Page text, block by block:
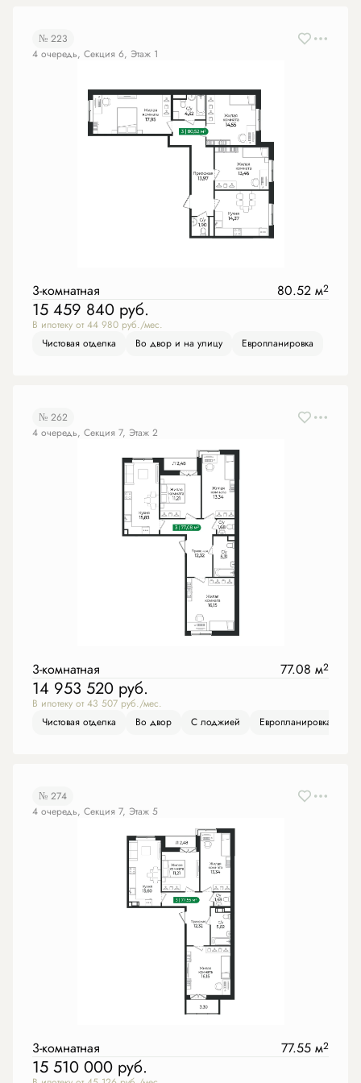
№ 223
4 очередь, Секция 6, Этаж 1
3-комнатная 80.52 м2
15 459 840 руб.
В ипотеку от 44 980 руб./мес.
Чистовая отделка
Во двор и на улицу Европланировка
№ 262
4 очередь, Секция 7, Этаж 2
3-комнатная 77.08 м2
14 953 520 руб.
В ипотеку от 43 507 руб./мес.
Чистовая отделка
Во двор С лоджией Европланировка
№ 274
4 очередь, Секция 7, Этаж 5
3-комнатная 77.55 м2
15 510 000 руб.